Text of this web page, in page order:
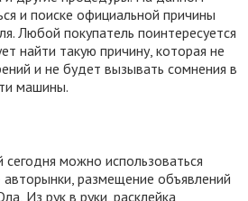
и поиске официальной причины
Любой покупатель поинтересуется
найти такую причину, которая не
и не будет вызывать сомнения в
машины.
сегодня можно использоваться
размещение объявлений
Из рук в руки, расклейка